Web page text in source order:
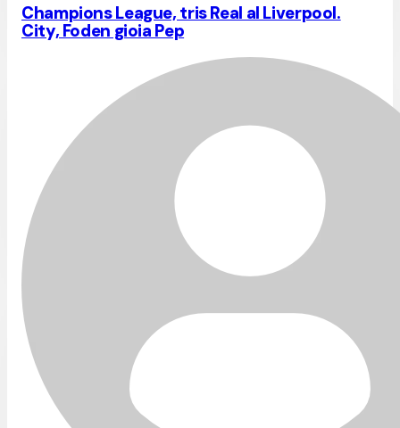
Champions League, tris Real al Liverpool.
City, Foden gioia Pep